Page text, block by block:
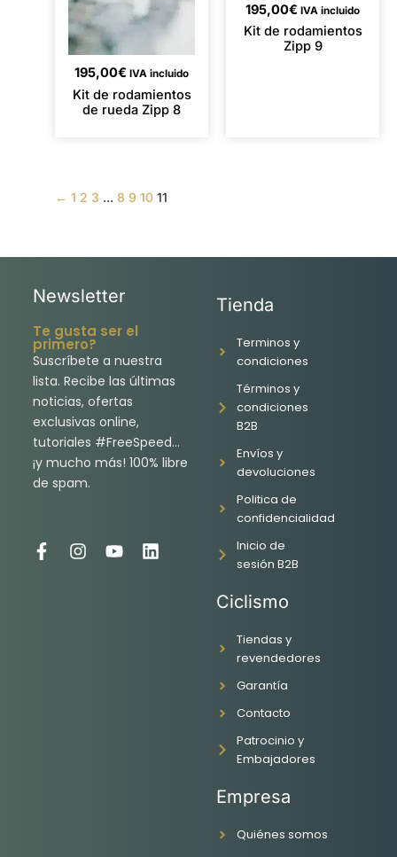
195,00€ IVA incluido
Kit de rodamientos
de rueda Zipp 8
195,00€ IVA incluido
Kit de rodamientos
Zipp 9
← 1 2 3 ... 8 9 10 11
Newsletter
Te gusta ser el
primero?
Suscríbete a nuestra
lista. Recibe las últimas
noticias, ofertas
exclusivas online,
tutoriales #FreeSpeed…
¡y mucho más! 100% libre
de spam.
F
I
Y
L
Tienda
Terminos y
condiciones
Términos y
condiciones
B2B
Envíos y
devoluciones
Politica de
confidencialidad
Inicio de
sesión B2B
Ciclismo
Tiendas y
revendedores
Garantía
Contacto
Patrocinio y
Embajadores
Empresa
Quiénes somos